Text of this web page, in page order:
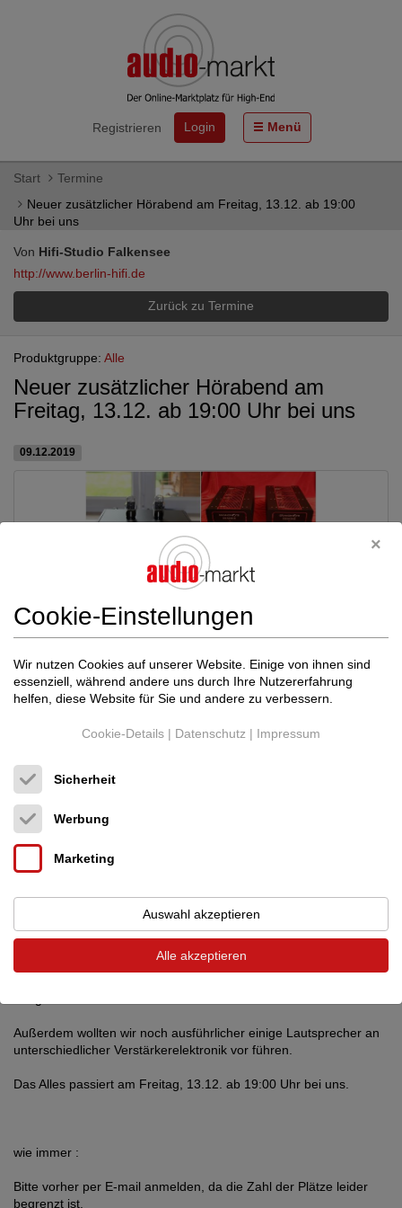
Registrieren Login Menü
Start
Termine
Neuer zusätzlicher Hörabend am Freitag, 13.12. ab 19:00
Uhr bei uns
Von Hifi-Studio Falkensee
http://www.berlin-hifi.de
Zurück zu Termine
Produktgruppe: Alle
Neuer zusätzlicher Hörabend am
Freitag, 13.12. ab 19:00 Uhr bei uns
09.12.2019
Lautsprecher im Vergleich MK 2/ wie klingt ein guter Lautsprecher
an unterschiedlicher Verstärkerelektronik ?
Spaß gemacht, aber aus zeitlichen Gründen sind gerade bei den
etwas hochwertigen Lautsprechern gar nicht mehr alle dran
gekommen.
Außerdem sind wichtige Lautsprecher, wie die Neue Graham
Außerdem wollten wir noch ausführlicher einige Lautsprecher an
unterschiedlicher Verstärkerelektronik vor führen.
Das Alles passiert am Freitag, 13.12. ab 19:00 Uhr bei uns.
wie immer :
Bitte vorher per E-mail anmelden, da die Zahl der Plätze leider
begrenzt ist.
Cookie-Einstellungen
Wir nutzen Cookies auf unserer Website. Einige von ihnen sind
essenziell, während andere uns durch Ihre Nutzererfahrung
helfen, diese Website für Sie und andere zu verbessern.
Cookie-Details | Datenschutz | Impressum
Sicherheit
Werbung
Marketing
Auswahl akzeptieren
Alle akzeptieren